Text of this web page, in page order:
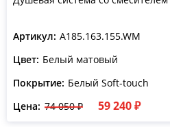
Артикул: A185.163.155.WM
Цвет: Белый матовый
Покрытие: Белый Soft-touch
Цена: 74 050 ₽ 59 240 ₽